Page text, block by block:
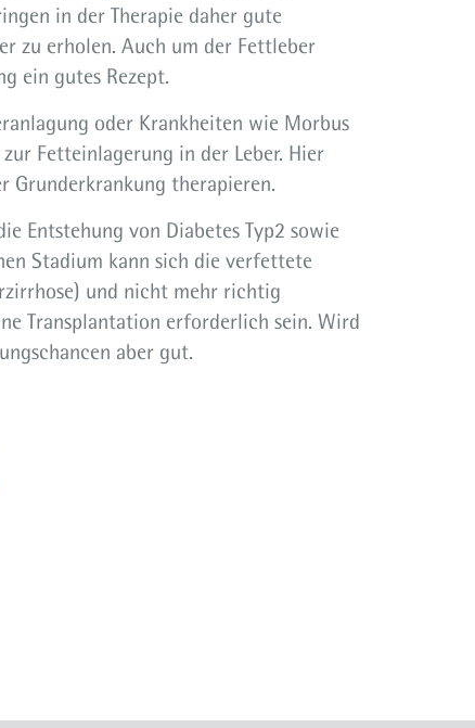
in der Therapie daher gute
zu erholen. Auch um der Fettleber
ein gutes Rezept.
oder Krankheiten wie Morbus
Fetteinlagerung in der Leber. Hier
Grunderkrankung therapieren.
Entstehung von Diabetes Typ2 sowie
Stadium kann sich die verfettete
und nicht mehr richtig
Transplantation erforderlich sein. Wird
aber gut.